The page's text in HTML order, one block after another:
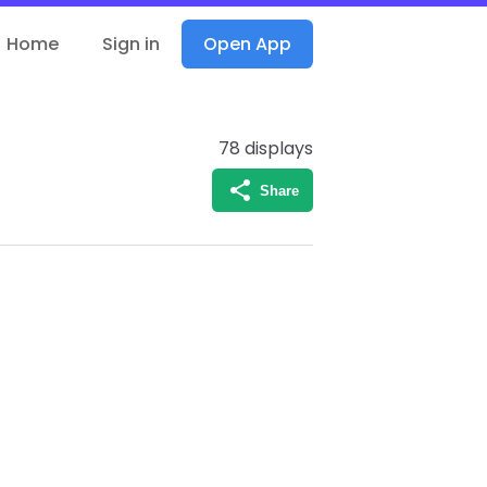
Home Sign in Open App
78 displays
Share